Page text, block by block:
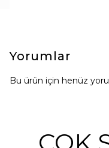
Yorumlar
Bu ürün için henüz
ÇOK